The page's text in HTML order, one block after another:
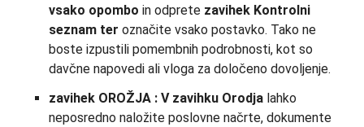
vsako opombo in odprete zavihek Kontrolni
seznam ter označite vsako postavko. Tako ne
boste izpustili pomembnih podrobnosti, kot so
davčne napovedi ali vloga za določeno dovoljenje.
zavihek OROŽJA : V zavihku Orodja lahko
neposredno naložite poslovne načrte, dokumente